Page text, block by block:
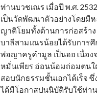
ท่านบวชเณร เมื่อปี พ.ศ.
เป็นวัดพัฒนาตัวอย่างโดยมี
ญาติโยมทั้งด้านการก่อสร้า
บาลีสามเณรน้อยได้รับการ
พ่อญาครูคำมูล เป็นอย เนื่อ
หมั่นเพียร อ่อนน้อมถ่อมตนใ
สอบนักธรรมชั้นเอกได้เร็จ
ได้มีโอกาสปนนิบัติรับใช้ท่า